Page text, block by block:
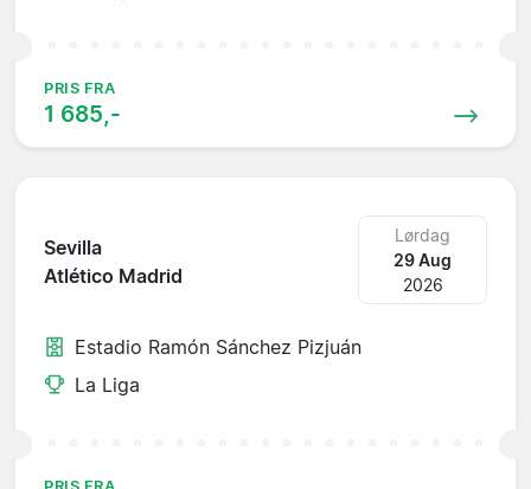
PRIS FRA
1 685,-
Sevilla
Atlético Madrid
Lørdag
29 Aug
2026
Estadio Ramón Sánchez Pizjuán
La Liga